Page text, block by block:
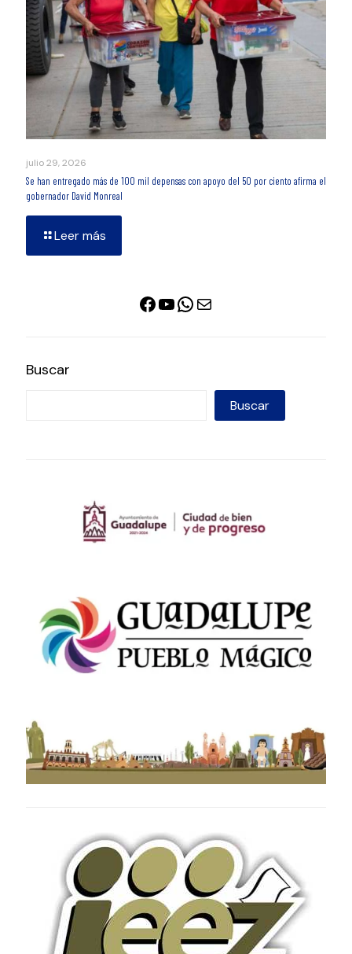
julio 29, 2026
Se han entregado más de 100 mil depensas con apoyo del 50 por ciento afirma el
gobernador David Monreal
Leer más
Facebook
YouTube
WhatsApp
Correo electrónico
Buscar
Buscar